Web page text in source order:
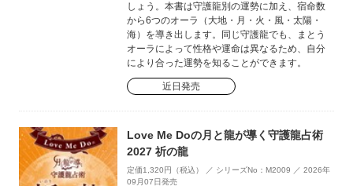
しょう。本書は守護龍別の運勢に加え、宿命数
から6つのオーラ（大地・月・火・風・太陽・
海）を導き出します。同じ守護龍でも、まとう
オーラによって性格や運命は異なるため、自分
により合った運勢を知ることができます。
近日発売
Love Me Doの月と龍が導く守護龍占術
2027 祈の龍
定価1,320円（税込） ／ シリーズNo：M2009 ／ 2026年
09月07日発売